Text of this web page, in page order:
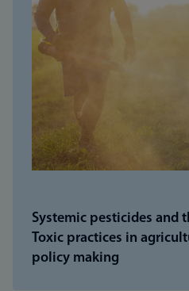
Systemic pesticides and
Toxic practices in
policy making